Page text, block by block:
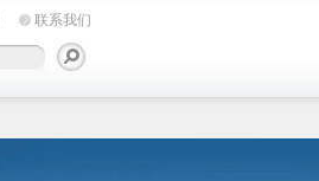
联系我们